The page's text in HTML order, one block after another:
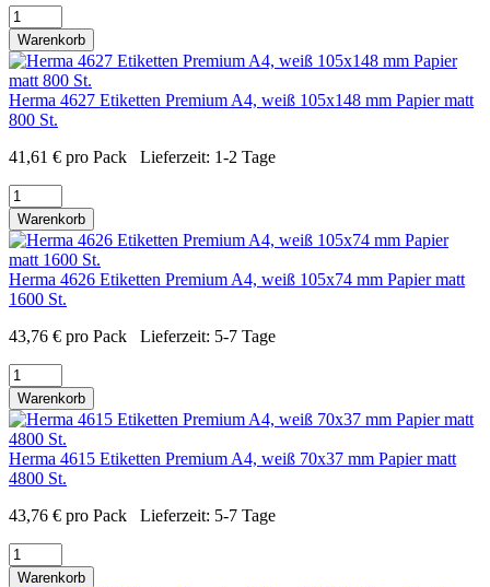
Warenkorb
Herma 4627 Etiketten Premium A4, weiß 105x148 mm Papier matt
800 St.
41,61 € pro Pack Lieferzeit: 1-2 Tage
Warenkorb
Herma 4626 Etiketten Premium A4, weiß 105x74 mm Papier matt
1600 St.
43,76 € pro Pack Lieferzeit: 5-7 Tage
Warenkorb
Herma 4615 Etiketten Premium A4, weiß 70x37 mm Papier matt
4800 St.
43,76 € pro Pack Lieferzeit: 5-7 Tage
Warenkorb